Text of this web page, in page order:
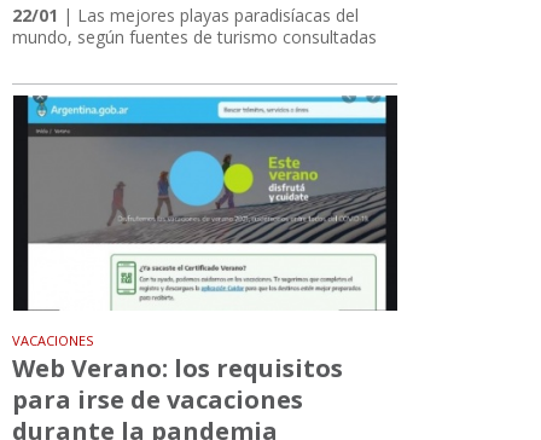
22/01 | Las mejores playas paradisíacas del
mundo, según fuentes de turismo consultadas
VACACIONES
Web Verano: los requisitos
para irse de vacaciones
durante la pandemia